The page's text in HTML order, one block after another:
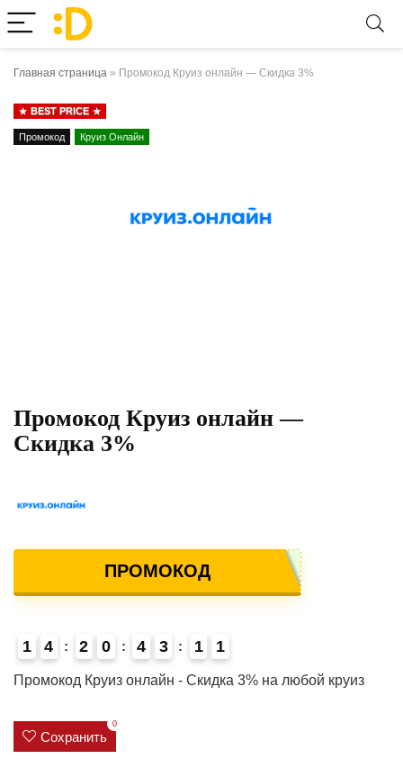
Главная страница » Промокод Круиз онлайн — Скидка 3%
BEST PRICE
Промокод Круиз Онлайн
Промокод Круиз онлайн —
Скидка 3%
ПРОМОКОД
1
4
4 2 0 4 3 1 1
Промокод Круиз онлайн - Скидка 3% на любой круиз
Сохранить
0